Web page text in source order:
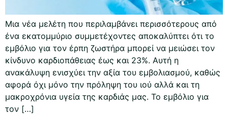
Μια νέα μελέτη που περιλαμβάνει περισσότερους από
ένα εκατομμύριο συμμετέχοντες αποκαλύπτει ότι το
εμβόλιο για τον έρπη ζωστήρα μπορεί να μειώσει τον
κίνδυνο καρδιοπάθειας έως και 23%. Αυτή η
ανακάλυψη ενισχύει την αξία του εμβολιασμού, καθώς
αφορά όχι μόνο την πρόληψη του ιού αλλά και τη
μακροχρόνια υγεία της καρδιάς μας. Το εμβόλιο για
τον […]